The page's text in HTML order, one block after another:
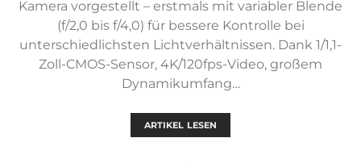
Kamera vorgestellt – erstmals mit variabler Blende
(f/2,0 bis f/4,0) für bessere Kontrolle bei
unterschiedlichsten Lichtverhältnissen. Dank 1/1,1-
Zoll-CMOS-Sensor, 4K/120fps-Video, großem
Dynamikumfang…
ARTIKEL LESEN